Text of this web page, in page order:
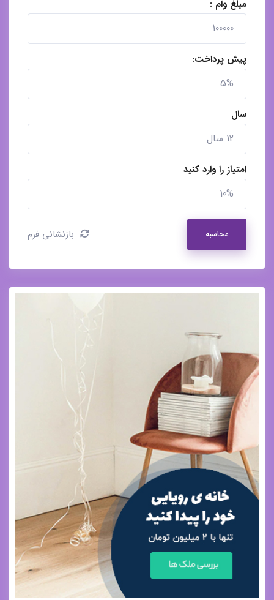
مبلغ وام :
پیش پرداخت:
سال
امتیاز را وارد کنید
محاسبه بازنشانی فرم